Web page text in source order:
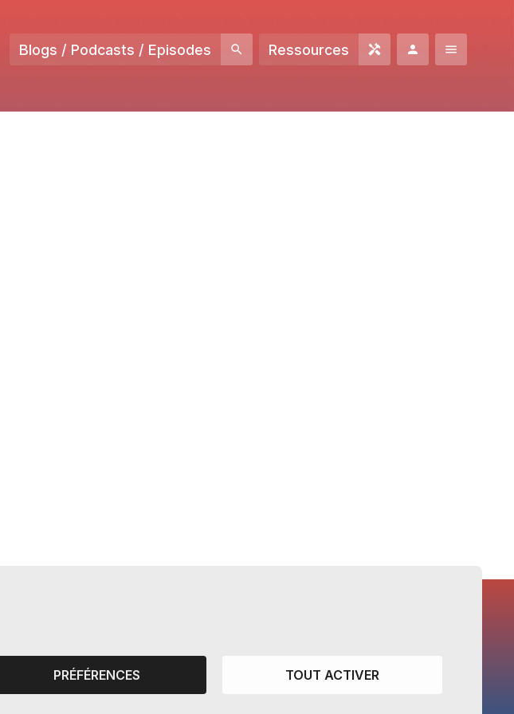
Blogs / Podcasts / Episodes Ressources
CANTONS PARTENAIRES
Vaud
PRÉFÉRENCES TOUT ACTIVER